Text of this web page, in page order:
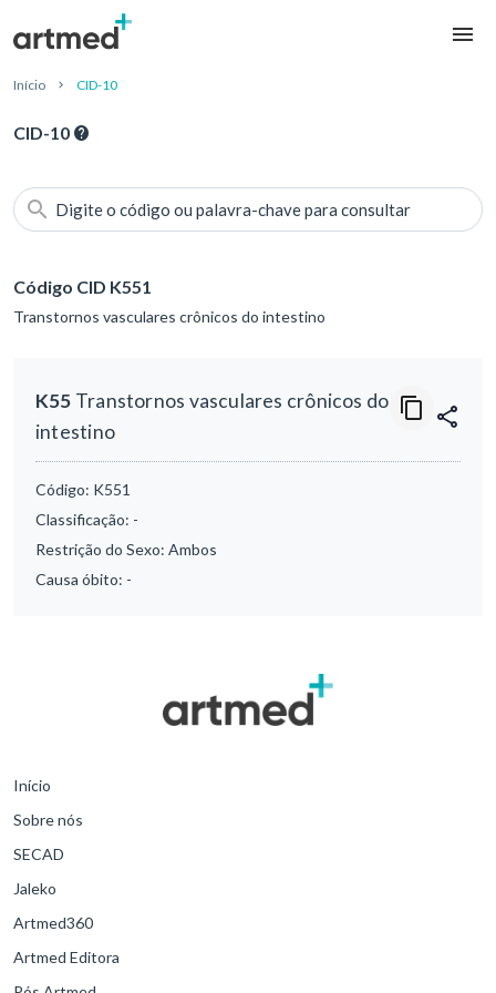
Início CID-10
CID-10
Digite o código ou palavra-chave para consultar
Código CID K551
Transtornos vasculares crônicos do intestino
K55 Transtornos vasculares crônicos do
intestino
Código: K551
Classificação: -
Restrição do Sexo: Ambos
Causa óbito: -
Início
Sobre nós
SECAD
Jaleko
Artmed360
Artmed Editora